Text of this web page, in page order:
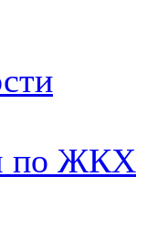
по ЖКХ